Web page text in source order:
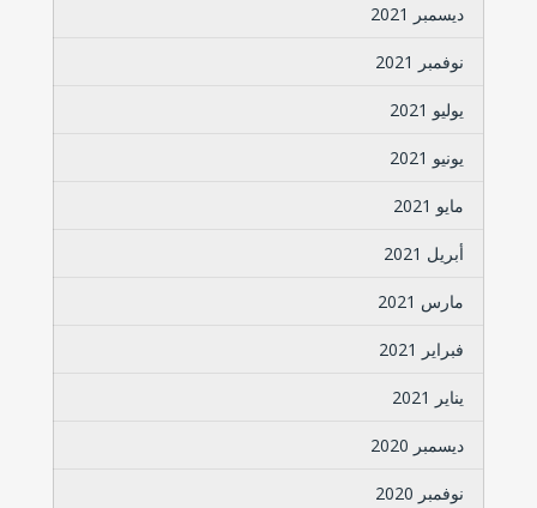
ديسمبر 2021
نوفمبر 2021
يوليو 2021
يونيو 2021
مايو 2021
أبريل 2021
مارس 2021
فبراير 2021
يناير 2021
ديسمبر 2020
نوفمبر 2020